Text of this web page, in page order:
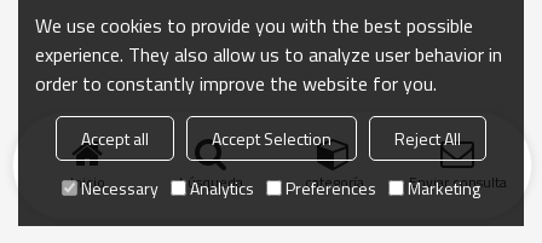
Inicio búsqueda categoría Enviar consulta
We use cookies to provide you with the best possible
experience. They also allow us to analyze user behavior in
order to constantly improve the website for you.
Accept all Accept Selection
Reject All
Necessary
Analytics Preferences Marketing